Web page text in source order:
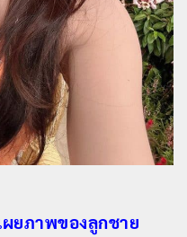
ยภาพของลูกชาย